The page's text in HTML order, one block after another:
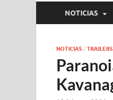
NOTICIAS
NOTICIAS / TRAILERS